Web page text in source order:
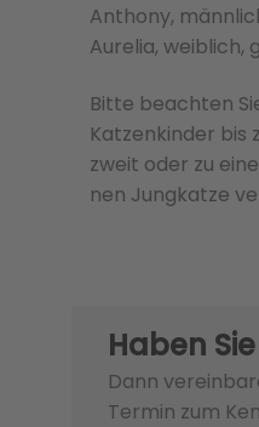
Anthony,
Aurelia, weiblich,
Bitte beachten
Katzenkinder bis
zweit oder zu
nen Jungkatze
Haben
Dann
Termin zum